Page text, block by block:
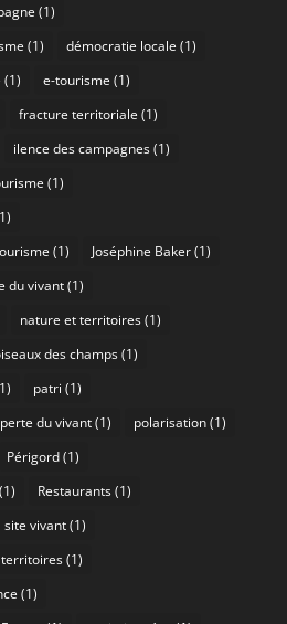
(1)
(1) démocratie locale (1)
(1) e-tourisme (1)
fracture territoriale (1)
ilence des campagnes(1)
(1)
(1) Joséphine Baker(1)
du vivant(1)
nature et territoires(1)
des champs(1)
patri (1)
perte du vivant(1) polarisation(1)
Périgord(1)
(1) Restaurants(1)
site vivant(1)
territoires(1)
(1)